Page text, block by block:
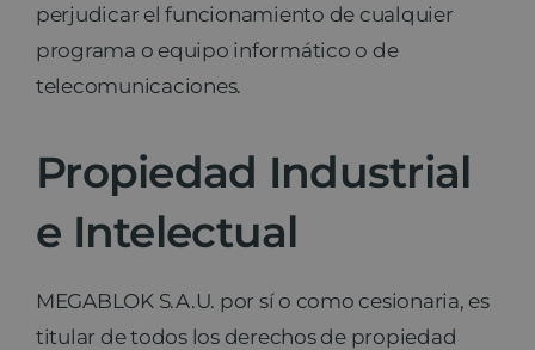
perjudicar el funcionamiento de cualquier
programa o equipo informático o de
telecomunicaciones.
Propiedad Industrial
e Intelectual
MEGABLOK S.A.U. por sí o como cesionaria, es
titular de todos los derechos de propiedad